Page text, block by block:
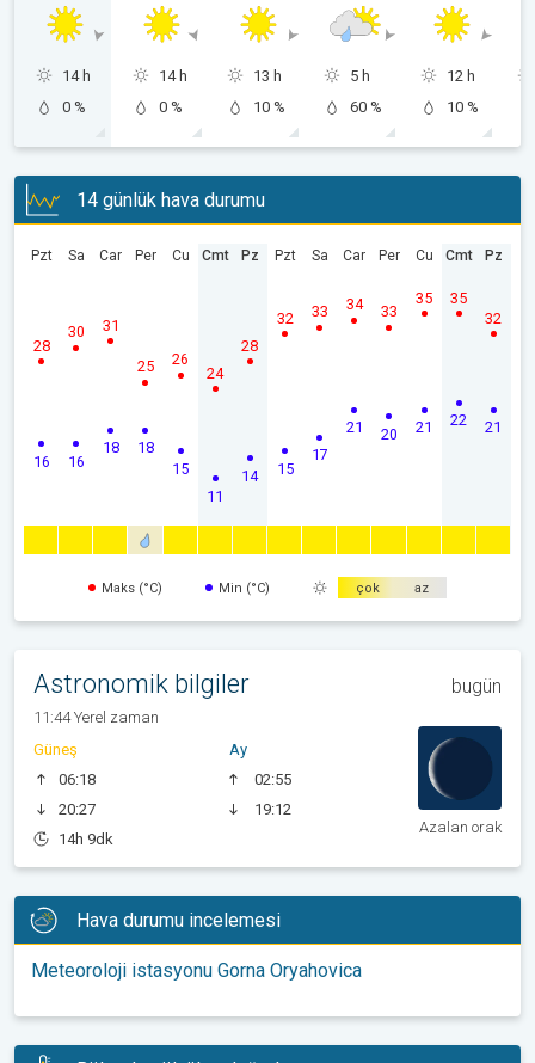
14 h
0 %
14 h
0 %
13 h
10 %
5 h
60 %
12 h
10 %
14 günlük hava durumu
Pzt
16
28
Sa
16
30
Car
18
31
Per
18
25
Cu
15
26
Cmt
11
24
Pz
14
28
Pzt
15
32
Sa
17
33
Car
21
34
Per
20
33
Cu
21
35
Cmt
22
35
Pz
21
32
Maks (°C) Min (°C) çok az
Astronomik bilgiler bugün
11:44 Yerel zaman
Güneş
06:18
20:27
14h 9dk
Ay
02:55
19:12
Azalan orak
Hava durumu incelemesi
Meteoroloji istasyonu Gorna Oryahovica